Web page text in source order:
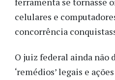
celulares e
concorrência
O juiz federal ainda não
‘remédios’ legais e